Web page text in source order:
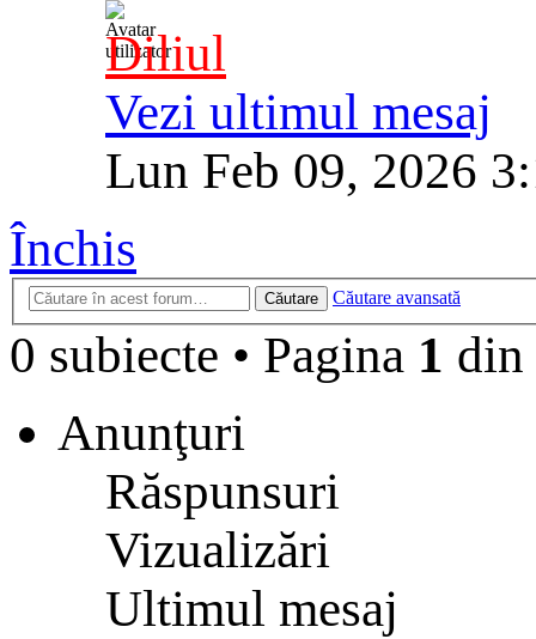
Diliul
Vezi ultimul mesaj
Lun Feb 09, 2026
Închis
Căutare Căutare avansată
0 subiecte • Pagina 1 din
Anunţuri
Răspunsuri
Vizualizări
Ultimul mesaj